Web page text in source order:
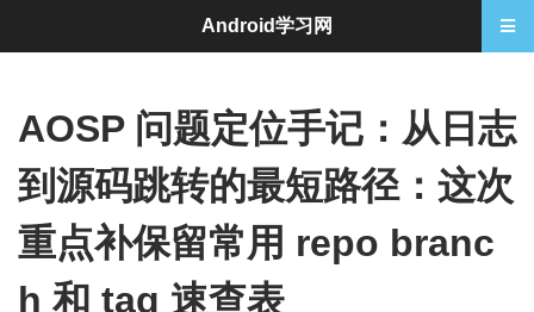
AOSP 问题定位手记：从日志
到源码跳转的最短路径：这次
重点补保留常用 repo branc
h 和 tag 速查表
Android学习网